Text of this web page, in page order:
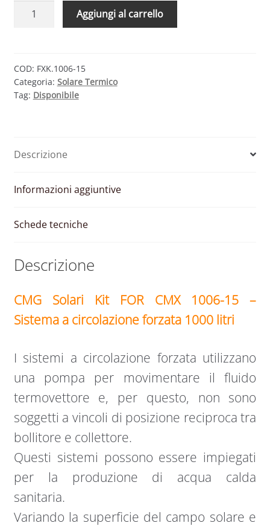
CMG
CMX
1006-
15
CIRCOLAZIONE
1000
quantità
Aggiungi al carrello
COD: FXK.1006-15
Categoria: Solare Termico
Tag: Disponibile
Descrizione
Informazioni aggiuntive
Schede tecniche
Descrizione
CMG Solari Kit FOR CMX 1006-15 –
Sistema a circolazione forzata 1000 litri
I sistemi a circolazione forzata utilizzano
una pompa per movimentare il fluido
termovettore e, per questo, non sono
soggetti a vincoli di posizione reciproca tra
bollitore e collettore.
Questi sistemi possono essere impiegati
per la produzione di acqua calda
sanitaria.
Variando la superficie del campo solare e